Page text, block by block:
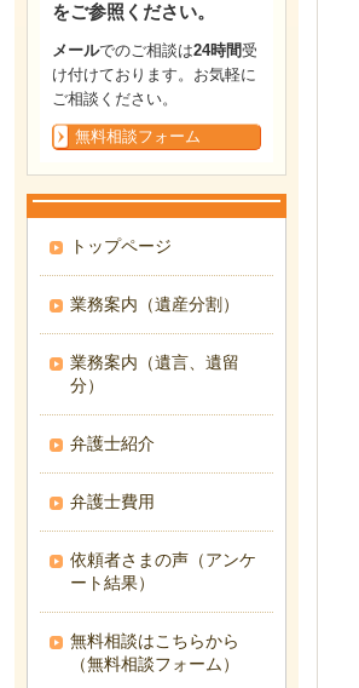
をご参照ください。
メールでのご相談は24時間受
け付けております。お気軽に
ご相談ください。
無料相談フォーム
トップページ
業務案内（遺産分割）
業務案内（遺言、遺留
分）
弁護士紹介
弁護士費用
依頼者さまの声（アンケ
ート結果）
無料相談はこちらから
（無料相談フォーム）